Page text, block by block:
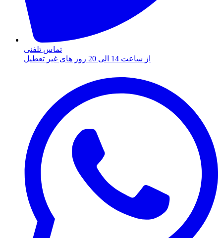
تماس تلفنی
از ساعت 14 الی 20 روز های غیر تعطیل